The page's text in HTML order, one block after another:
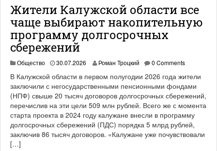
Жители Калужской области все
чаще выбирают накопительную
программу долгосрочных
сбережений
Общество 30.07.2026 Роман Троцкий 0 Comments
В Калужской области в первом полугодии 2026 года жители
заключили с негосударственными пенсионными фондами
(НПФ) свыше 20 тысяч договоров долгосрочных сбережений,
перечислив на эти цели 509 млн рублей. Всего же с момента
старта проекта в 2024 году калужане внесли в программу
долгосрочных сбережений (ПДС) порядка 5 млрд рублей,
заключив 86 тысяч договоров. «Калужане уже почувствовали
[…]